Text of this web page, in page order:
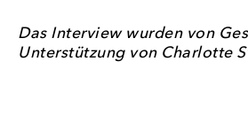
Das Interview wurden von
Unterstützung von Charlotte